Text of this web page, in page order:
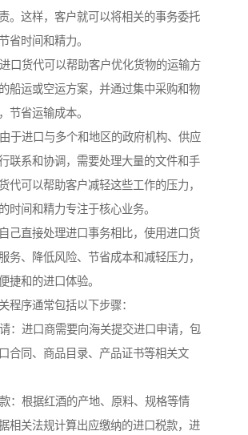
。这样，客户就可以将相关的事务委托
省时间和精力。
口货代可以帮助客户优化货物的运输方
船运或空运方案，并通过集中采购和物
节省运输成本。
于进口与多个和地区的政府机构、供应
联系和协调，需要处理大量的文件和手
代可以帮助客户减轻这些工作的压力，
时间和精力专注于核心业务。
己直接处理进口事务相比，使用进口货
务、降低风险、节省成本和减轻压力，
捷和的进口体验。
程序通常包括以下步骤：
：进口商需要向海关提交进口申请，包
合同、商品目录、产品证书等相关文
：根据红酒的产地、原料、规格等情
相关法规计算出应缴纳的进口税款，进